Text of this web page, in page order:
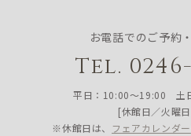
お電話でのご予約
Tel.
平日：10:00〜19:00 土
[休館日／火曜
※休館日は、 フェアカレンダー